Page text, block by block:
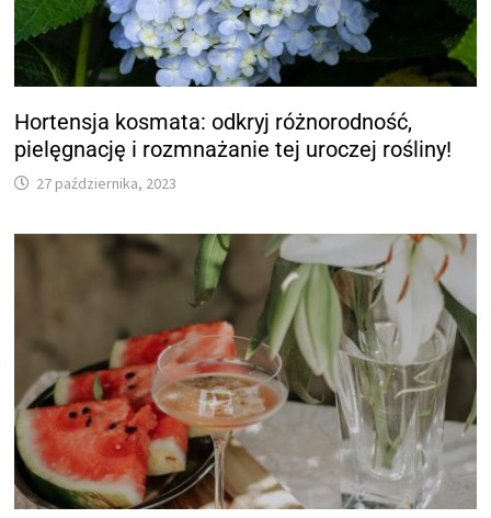
Hortensja kosmata: odkryj różnorodność,
pielęgnację i rozmnażanie tej uroczej rośliny!
27 października, 2023